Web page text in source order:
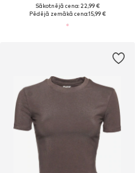
Sākotnējā cena: 22,99 €
Pēdējā zemākā cena:15,99 €